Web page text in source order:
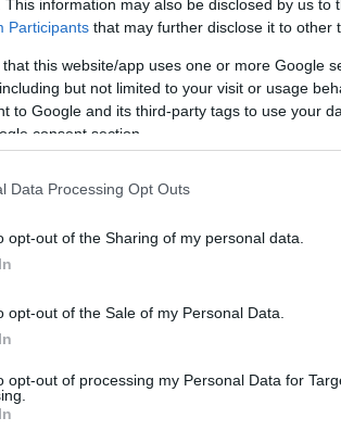
This information may also be disclosed by us to
Participants that may further disclose it to other
that this website/app uses one or more Google
but not limited to your visit or usage
to Google and its third-party tags to use your
consent section.
Data Processing Opt Outs
opt-out of the Sharing of my personal data.
opt-out of the Sale of my Personal Data.
opt-out of processing my Personal Data for
anti-tank missiles each month;